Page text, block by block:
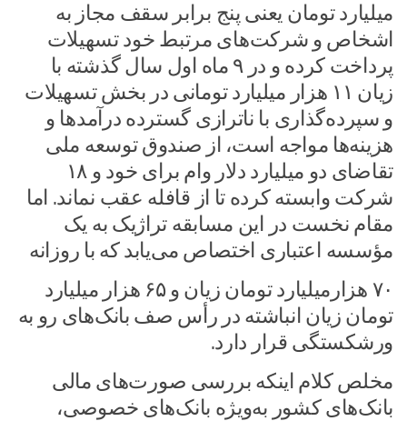
میلیارد تومان یعنی پنج برابر سقف مجاز به
اشخاص و شرکت‌های مرتبط خود تسهیلات
پرداخت کرده و در ۹ ماه اول سال گذشته با
زیان ۱۱ هزار میلیارد تومانی در بخش تسهیلات
و سپرده‌گذاری با ناترازی گسترده درآمدها و
هزینه‌ها مواجه است، از صندوق توسعه ملی
تقاضای دو میلیارد دلار وام برای خود و ۱۸
شرکت وابسته کرده تا از قافله عقب نماند. اما
مقام نخست در این مسابقه تراژیک به یک
مؤسسه اعتباری اختصاص می‌یابد که با روزانه
۷۰ هزارمیلیارد تومان زیان و ۶۵ هزار میلیارد
تومان زیان انباشته در رأس صف بانک‌های رو به
ورشکستگی قرار دارد.
مخلص کلام اینکه بررسی صورت‌های مالی
بانک‌های کشور به‌ویژه بانک‌های خصوصی،